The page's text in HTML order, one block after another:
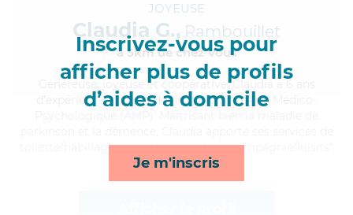
Inscrivez-vous pour
afficher plus de profils
d’aides à domicile
Je m'inscris
JOYEUSE
Claudia G., Rambouillet
à 5km de chez Vous
, joyeuse et coopérative, Claudia a 6 ans
d'expérience et possède un diplôme d'Aide Médico-
toilette/habillage, repas, transports et compagnie/loisirs*